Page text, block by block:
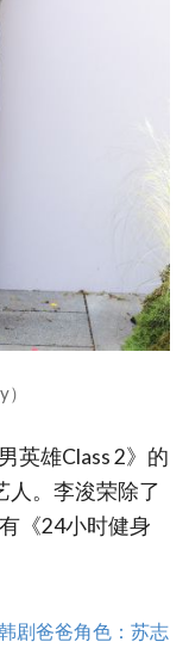
英雄Class 2》的
人。李浚荣除了
《24小时健身
剧爸爸角色：苏志